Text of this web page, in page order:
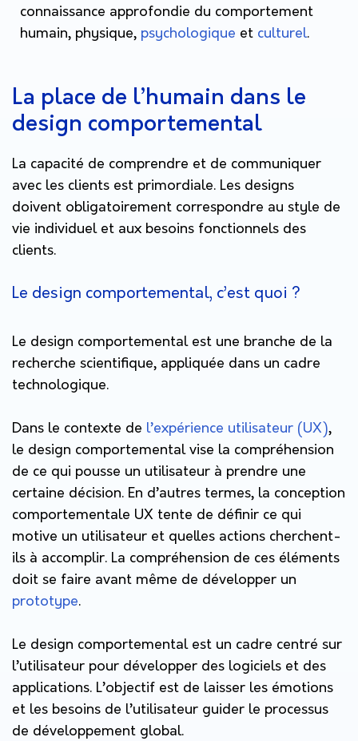
connaissance approfondie du comportement
humain, physique, psychologique et culturel.
La place de l’humain dans le
design comportemental
La capacité de comprendre et de communiquer
avec les clients est primordiale. Les designs
doivent obligatoirement correspondre au style de
vie individuel et aux besoins fonctionnels des
clients.
Le design comportemental, c’est quoi ?
Le design comportemental est une branche de la
recherche scientifique, appliquée dans un cadre
technologique.
Dans le contexte de l’expérience utilisateur (UX),
le design comportemental vise la compréhension
de ce qui pousse un utilisateur à prendre une
certaine décision. En d’autres termes, la conception
comportementale UX tente de définir ce qui
motive un utilisateur et quelles actions cherchent-
ils à accomplir. La compréhension de ces éléments
doit se faire avant même de développer un
prototype.
Le design comportemental est un cadre centré sur
l’utilisateur pour développer des logiciels et des
applications. L’objectif est de laisser les émotions
et les besoins de l’utilisateur guider le processus
de développement global.